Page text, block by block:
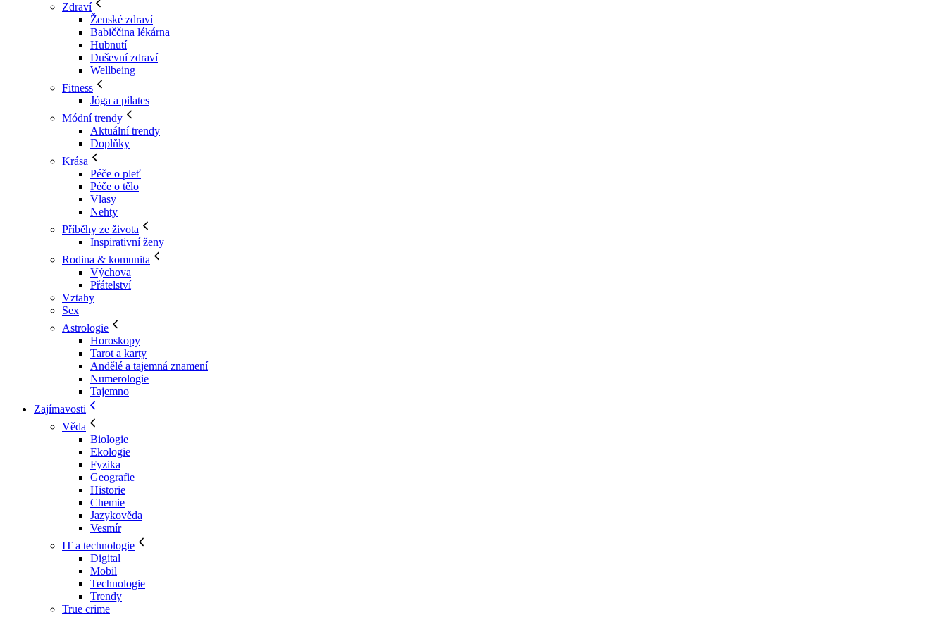
Zdraví
Ženské zdraví
Babiččina lékárna
Hubnutí
Duševní zdraví
Wellbeing
Fitness
Jóga a pilates
Módní trendy
Aktuální trendy
Doplňky
Krása
Péče o pleť
Péče o tělo
Vlasy
Nehty
Příběhy ze života
Inspirativní ženy
Rodina & komunita
Výchova
Přátelství
Vztahy
Sex
Astrologie
Horoskopy
Tarot a karty
Andělé a tajemná znamení
Numerologie
Tajemno
Zajímavosti
Věda
Biologie
Ekologie
Fyzika
Geografie
Historie
Chemie
Jazykověda
Vesmír
IT a technologie
Digital
Mobil
Technologie
Trendy
True crime